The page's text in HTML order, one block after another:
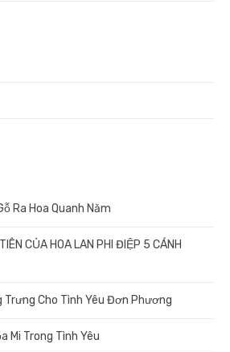
Ra Hoa Quanh Năm
CỦA HOA LAN PHI ĐIỆP 5 CÁNH
Trưng Cho Tình Yêu Đơn Phương
Mi Trong Tình Yêu